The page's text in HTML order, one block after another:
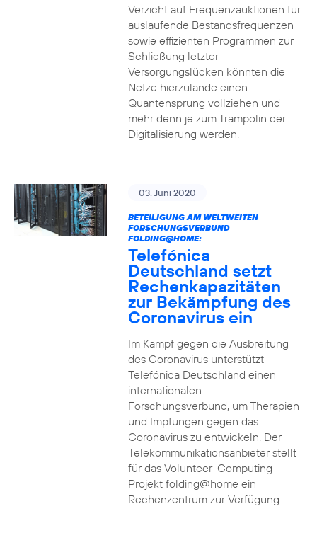
Verzicht auf Frequenzauktionen für
auslaufende Bestandsfrequenzen
sowie effizienten Programmen zur
Schließung letzter
Versorgungslücken könnten die
Netze hierzulande einen
Quantensprung vollziehen und
mehr denn je zum Trampolin der
Digitalisierung werden.
03. Juni 2020
BETEILIGUNG AM WELTWEITEN
FORSCHUNGSVERBUND
FOLDING@HOME:
Telefónica
Deutschland setzt
Rechenkapazitäten
zur Bekämpfung des
Coronavirus ein
Im Kampf gegen die Ausbreitung
des Coronavirus unterstützt
Telefónica Deutschland einen
internationalen
Forschungsverbund, um Therapien
und Impfungen gegen das
Coronavirus zu entwickeln. Der
Telekommunikationsanbieter stellt
für das Volunteer-Computing-
Projekt folding@home ein
Rechenzentrum zur Verfügung.